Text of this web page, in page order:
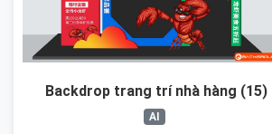
Backdrop trang trí nhà hàng (15)
AI